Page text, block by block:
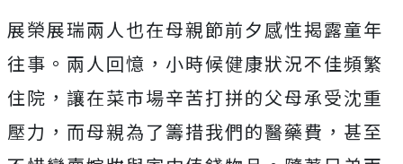
展榮展瑞兩人也在母親節前夕感性揭露童年
往事。兩人回憶， 小時候健康狀況不佳頻繁
住院， 讓在菜市場辛苦打拼的父母承受沈重
壓力， 而母親為了籌措我們的醫藥費，甚至